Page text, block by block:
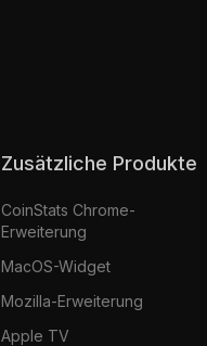
Zusätzliche Produkte
CoinStats Chrome-
Erweiterung
MacOS-Widget
Mozilla-Erweiterung
Apple TV